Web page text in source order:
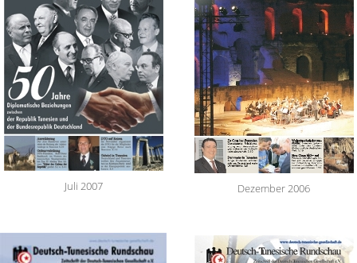
Juli 2007 Dezember 2006